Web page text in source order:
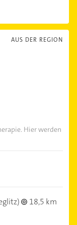
AUS DER REGION
Hier werden
18,5 km